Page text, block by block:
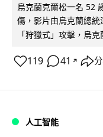
烏克蘭克爾松一名 52
傷，影片由烏克蘭總
「狩獵式」攻擊，烏克
119 41 ↗
人工智能